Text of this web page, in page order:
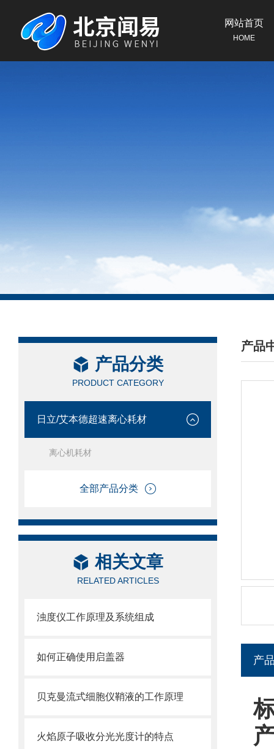
网站首页
HOME
产品分类
PRODUCT CATEGORY
日立/艾本德超速离心耗材
离心机耗材
全部产品分类
相关文章
RELATED ARTICLES
浊度仪工作原理及系统组成
如何正确使用启盖器
贝克曼流式细胞仪鞘液的工作原理
火焰原子吸收分光光度计的特点
产品
/
产